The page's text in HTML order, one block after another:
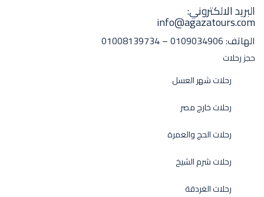
البريد الالكتروني:
info@agazatours.com
الهاتف:0109034906 – 01008139734
حجز رحلات
رحلات شهر العسل
رحلات خارج مصر
رحلات الحج والعمرة
رحلات شرم الشيخ
رحلات الغردقة